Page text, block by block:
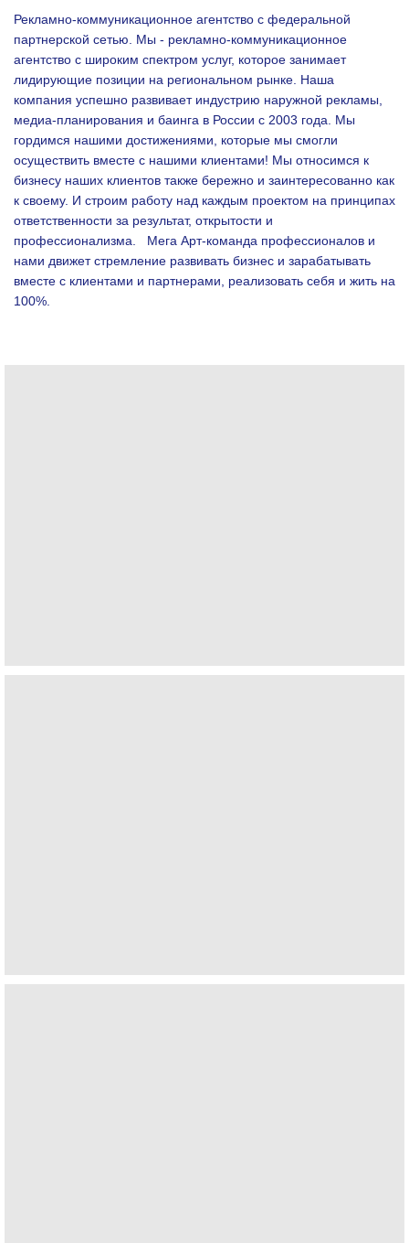
Рекламно-коммуникационное агентство с федеральной
партнерской сетью. Мы - рекламно-коммуникационное
агентство с широким спектром услуг, которое занимает
лидирующие позиции на региональном рынке. Наша
компания успешно развивает индустрию наружной рекламы,
медиа-планирования и баинга в России с 2003 года. Мы
гордимся нашими достижениями, которые мы смогли
осуществить вместе с нашими клиентами! Мы относимся к
бизнесу наших клиентов также бережно и заинтересованно как
к своему. И строим работу над каждым проектом на принципах
ответственности за результат, открытости и
профессионализма. Мега Арт-команда профессионалов и
нами движет стремление развивать бизнес и зарабатывать
вместе с клиентами и партнерами, реализовать себя и жить на
100%.